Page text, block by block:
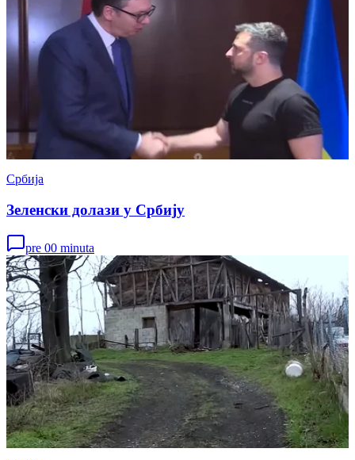
Србија
Зеленски долази у Србију
pre 00 minuta